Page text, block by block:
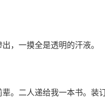
，一摸全是透明的汗液。
。二人递给我一本书。装